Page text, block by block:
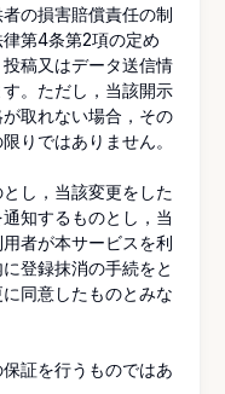
の損害賠償責任の制
第4条第2項の定め
稿又はデータ送信情
。ただし，当該開示
取れない場合，その
りではありません。
し，当該変更をした
知するものとし，当
者が本サービスを利
登録抹消の手続をと
同意したものとみな
証を行うものではあ